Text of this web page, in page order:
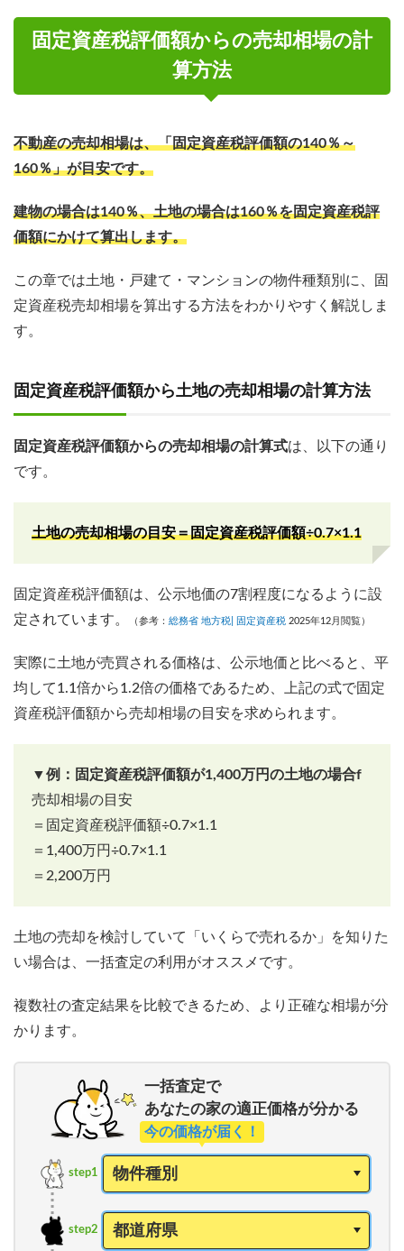
固定資産税評価額からの売却相場の計
算方法
不動産の売却相場は、「固定資産税評価額の140％～
160％」が目安です。
建物の場合は140％、土地の場合は160％を固定資産税評
価額にかけて算出します。
この章では土地・戸建て・マンションの物件種類別に、固
定資産税売却相場を算出する方法をわかりやすく解説しま
す。
固定資産税評価額から土地の売却相場の計算方法
固定資産税評価額からの売却相場の計算式は、以下の通り
です。
土地の売却相場の目安＝固定資産税評価額÷0.7×1.1
固定資産税評価額は、公示地価の7割程度になるように設
定されています。
（参考： 総務省 地方税| 固定資産税 2025年12月閲覧）
実際に土地が売買される価格は、公示地価と比べると、平
均して1.1倍から1.2倍の価格であるため、上記の式で固定
資産税評価額から売却相場の目安を求められます。
▼例：固定資産税評価額が1,400万円の土地の場合f
売却相場の目安
＝固定資産税評価額÷0.7×1.1
＝1,400万円÷0.7×1.1
＝2,200万円
土地の売却を検討していて「いくらで売れるか」を知りた
い場合は、一括査定の利用がオススメです。
複数社の査定結果を比較できるため、より正確な相場が分
かります。
一括査定で
あなたの家の適正価格が分かる
今の価格が届く！
step1
step2